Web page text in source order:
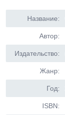
Название:
Автор:
Издательство:
Жанр:
Год:
ISBN: